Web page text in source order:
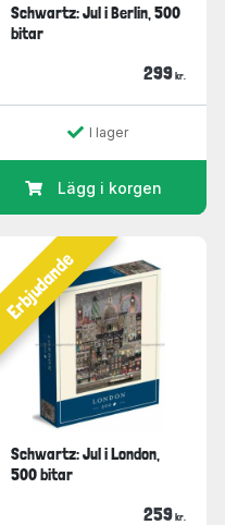
Schwartz: Jul i Berlin, 500
bitar
299 kr.
I lager
Lägg i korgen
Erbjudande
Schwartz: Jul i London,
500 bitar
259 kr.